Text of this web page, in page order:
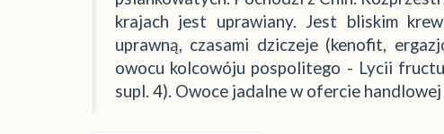
krajach jest uprawiany. Jest bliskim
uprawną, czasami dziczeje (kenofit,
owocu kolcowóju pospolitego - Lycii
supl. 4). Owoce jadalne w ofercie